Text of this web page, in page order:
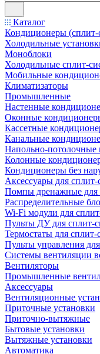
Каталог
Кондиционеры (сплит-
Холодильные
Моноблоки
Холодильные сплит-
Мобильные
Климатизаторы
Промышленные
Настенные
Оконные
Кассетные
Канальные
Напольно-потолочные
Колонные
Кондиционеры без
Аксессуары для сплит-
Помпы дренажные для
Распределительные
Wi-Fi модули для
Пульты ДУ для сплит-
Термостаты для сплит-
Пульты управления
Системы вентиляции
Вентиляторы
Промышленные
Аксессуары
Вентиляционные
Приточные установки
Приточно-вытяжные
Бытовые установки
Вытяжные установки
Автоматика